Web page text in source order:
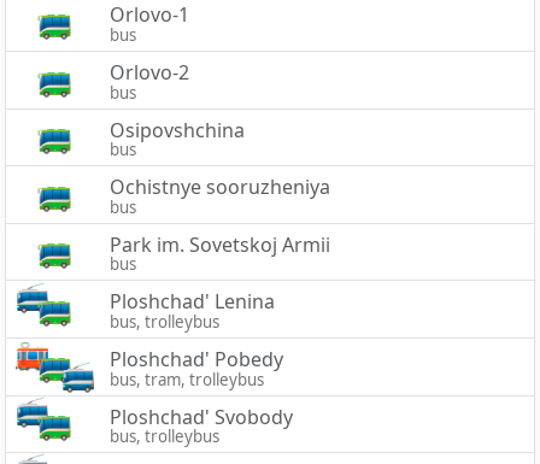
Orlovo-1
bus
Orlovo-2
bus
Osipovshchina
bus
Ochistnye sooruzheniya
bus
Park im. Sovetskoj Armii
bus
Ploshchad' Lenina
bus, trolleybus
Ploshchad' Pobedy
bus, tram, trolleybus
Ploshchad' Svobody
bus, trolleybus